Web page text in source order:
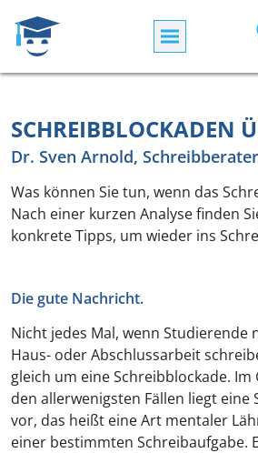
SCHREIBBLOCKADEN
Dr. Sven Arnold, Schreibberater
Was können Sie tun, wenn das
Nach einer kurzen Analyse finden
konkrete Tipps, um wieder ins
Die gute Nachricht.
Nicht jedes Mal, wenn Studierende
Haus- oder Abschlussarbeit
gleich um eine Schreibblockade. Im
den allerwenigsten Fällen liegt eine
vor, das heißt eine Art mentaler
einer bestimmten Schreibaufgabe.